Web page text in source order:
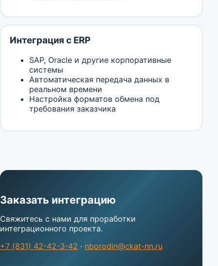
Интеграция с ERP
SAP, Oracle и другие корпоративные
системы
Автоматическая передача данных в
реальном времени
Настройка форматов обмена под
требования заказчика
Заказать интеграцию
Свяжитесь с нами для проработки
интеграционного проекта.
+7 (831) 42-42-3-42 · nborodin@ckat-nn.ru